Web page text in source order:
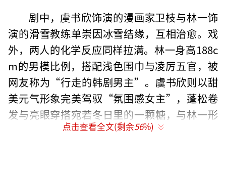
剧中，虞书欣饰演的漫画家卫枝与林一饰
演的滑雪教练单崇因冰雪结缘，互相治愈。戏
外，两人的化学反应同样拉满。林一身高188c
m的男模比例，搭配浅色围巾与凌厉五官，被
网友称为“行走的韩剧男主”。虞书欣则以甜
美元气形象完美驾驭“氛围感女主”，蓬松卷
发与亮眼穿搭宛若冬日里的一颗糖，与林一形
成“最萌身高差”与“冷暖气质碰撞”。
点击查看全文(剩余56%)